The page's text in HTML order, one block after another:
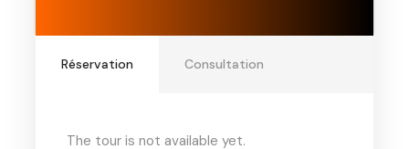
Réservation Consultation
The tour is not available yet.